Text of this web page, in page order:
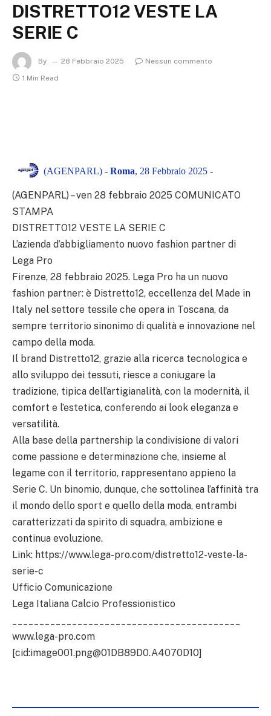
DISTRETTO12 VESTE LA
SERIE C
By 28 Febbraio 2025
Nessun commento
1 Min Read
(AGENPARL) - Roma, 28 Febbraio 2025 -
(AGENPARL) – ven 28 febbraio 2025 COMUNICATO
STAMPA
DISTRETTO12 VESTE LA SERIE C
L’azienda d’abbigliamento nuovo fashion partner di
Lega Pro
Firenze, 28 febbraio 2025. Lega Pro ha un nuovo
fashion partner: è Distretto12, eccellenza del Made in
Italy nel settore tessile che opera in Toscana, da
sempre territorio sinonimo di qualità e innovazione nel
campo della moda.
Il brand Distretto12, grazie alla ricerca tecnologica e
allo sviluppo dei tessuti, riesce a coniugare la
tradizione, tipica dell’artigianalità, con la modernità, il
comfort e l’estetica, conferendo ai look eleganza e
versatilità.
Alla base della partnership la condivisione di valori
come passione e determinazione che, insieme al
legame con il territorio, rappresentano appieno la
Serie C. Un binomio, dunque, che sottolinea l’affinità tra
il mondo dello sport e quello della moda, entrambi
caratterizzati da spirito di squadra, ambizione e
continua evoluzione.
Link: https://www.lega-pro.com/distretto12-veste-la-
serie-c
Ufficio Comunicazione
Lega Italiana Calcio Professionistico
www.lega-pro.com
[cid:image001.png@01DB89D0.A4070D10]